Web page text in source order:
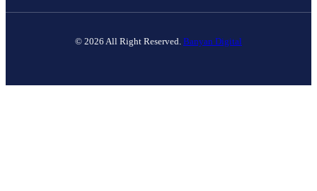
© 2026 All Right Reserved. Banyan Digital